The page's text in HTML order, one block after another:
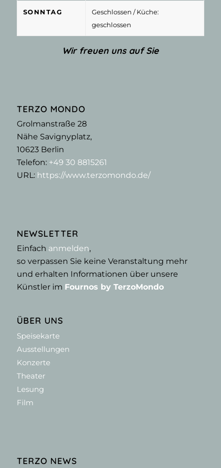
SONNTAG Geschlossen / Küche:
geschlossen
Wir freuen uns auf Sie
TERZO MONDO
Grolmanstraße 28
Nähe Savignyplatz,
10623Berlin
Telefon: +49 30 8815261
URL: https://www.terzomondo.de/
NEWSLETTER
Einfach anmelden,
so verpassen Sie keine Veranstaltung mehr
und erhalten Informationen über unsere
Künstler im Fournos by TerzoMondo
ÜBER UNS
Speisekarte
Ausstellungen
Konzerte
Theater
Lesung
Film
TERZO NEWS